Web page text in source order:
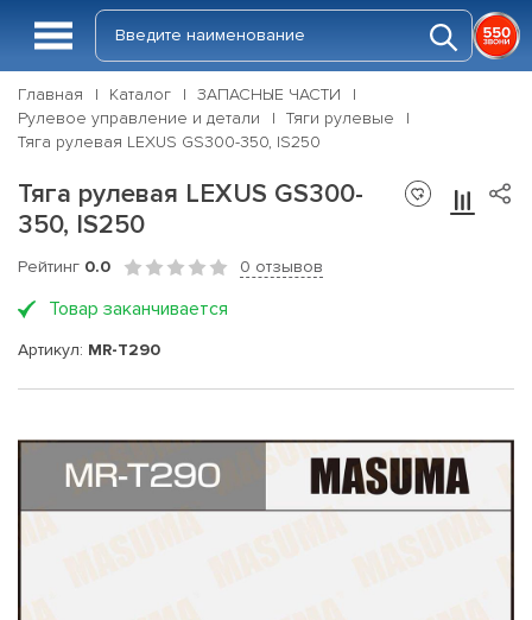
Главная Каталог
ЗАПАСНЫЕ ЧАСТИ
Рулевое управление и детали
Тяги рулевые
Тяга рулевая LEXUS GS300-350, IS250
Тяга рулевая LEXUS GS300-
350, IS250
Рейтинг 0.0 0 отзывов
Товар заканчивается
Артикул: MR-T290